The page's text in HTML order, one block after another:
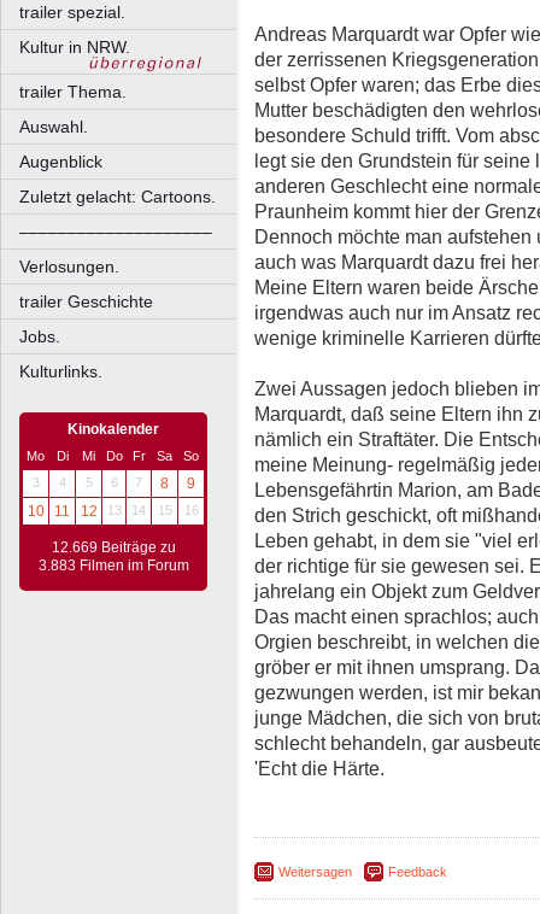
trailer spezial.
Kultur in NRW.
trailer Thema.
Auswahl.
Augenblick
Zuletzt gelacht: Cartoons.
––––––––––––––––––––
Verlosungen.
trailer Geschichte
Jobs.
Kulturlinks.
Kinokalender
Mo Di Mi Do Fr Sa
So
3
4 5 6 7 8
9
10
11 12 13 14 15 16
12.669 Beiträge zu
3.883 Filmen im Forum
Andreas Marquardt war Opfer
der zerrissenen
selbst Opfer waren; das Erbe
Mutter beschädigten den
besondere Schuld trifft. Vom
legt sie den Grundstein für
anderen Geschlecht eine
Praunheim kommt hier der
Dennoch möchte man
auch was Marquardt dazu frei
Meine Eltern waren beide
irgendwas auch nur im Ansatz
wenige kriminelle Karrieren
Zwei Aussagen jedoch blieben
Marquardt, daß seine Eltern ihn
nämlich ein Straftäter. Die
meine Meinung- regelmäßig
Lebensgefährtin Marion, am
den Strich geschickt, oft
Leben gehabt, in dem sie "viel
der richtige für sie gewesen sei.
jahrelang ein Objekt zum
Das macht einen sprachlos;
Orgien beschreibt, in welchen
gröber er mit ihnen umsprang.
gezwungen werden, ist mir
junge Mädchen, die sich von
schlecht behandeln, gar
'Echt die Härte.
Weitersagen Feedback